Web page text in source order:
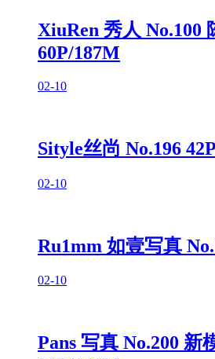
XiuRen 秀人 No.100
60P/187M
02-10
Sityle丝尚 No.196
02-10
Ru1mm 如壹写真
02-10
Pans 写真 No.200 新